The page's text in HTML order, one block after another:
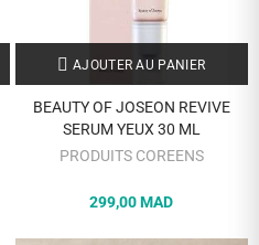
AJOUTER AU PANIER
BEAUTY OF JOSEON REVIVE
SERUM YEUX 30 ML
PRODUITS COREENS
299,00 MAD